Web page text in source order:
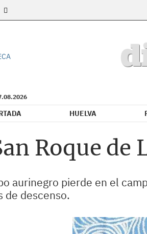
HUELVA
Roque de
aurinegro pierde en el
de descenso.